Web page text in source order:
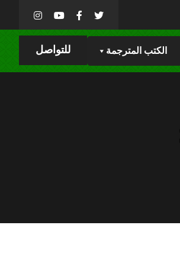
الكتب المترجمة للتواصل